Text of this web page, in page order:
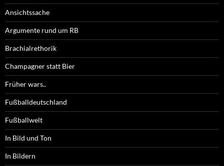
Ansichtssache
Argumente rund um RB
Brachialrethorik
Champagner statt Bier
Früher wars..
Fußballdeutschland
Fußballwelt
In Bild und Ton
In Bildern